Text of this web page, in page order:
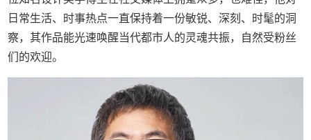
日常生活、时事热点一直保持着一份敏锐、深刻、时髦的洞
察，其作品能光速唤醒当代都市人的灵魂共振，自然受粉丝
们的欢迎。